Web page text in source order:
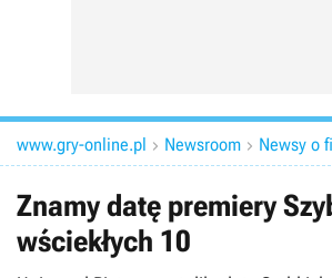
www.gry-online.pl  Newsroom  Newsy o
Znamy datę premiery
wściekłych 10